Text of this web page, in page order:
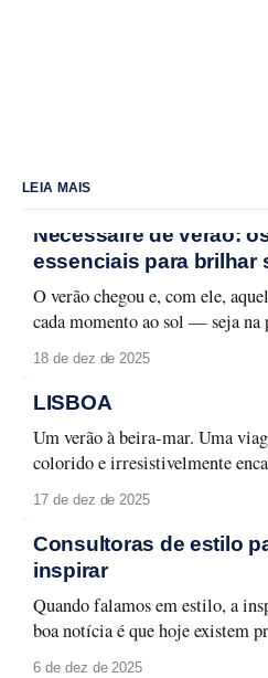
LEIA MAIS
Nécessaire de verão:
essenciais para brilhar
O verão chegou e, com ele,
cada momento ao sol — seja na
naquele passeio ao ar livre.
impecável, é fundamental ter um
18 de dez de 2025
LISBOA
Um verão à beira-mar. Uma
colorido e irresistivelmente
Lisboa celebra a capital lusitana
contam histórias memoráveis. Lisboa se revela em detalhes
que traduzem seu espírito urbano
17 de dez de 2025
Consultoras de estilo
inspirar
Quando falamos em estilo, a
boa notícia é que hoje existem
transformam moda em
6 de dez de 2025